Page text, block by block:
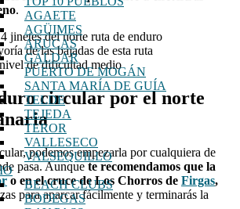
AGAETE
AGÜIMES
ARUCAS
GÁLDAR
PUERTO DE MOGÁN
SANTA MARÍA DE GUÍA
TELDE
TEJEDA
TEROR
VALLESECO
VALSEQUILLO
BEACH CLUBS
BODEGAS
.
de las bajadas de esta ruta
de dificultad medio
circular por el norte
podemos empezarla por cualquiera de
pasa. Aunquete recomendamos que la
o en el cruce de Los Chorros de Firgas,
para aparcar fácilmente y terminarás la